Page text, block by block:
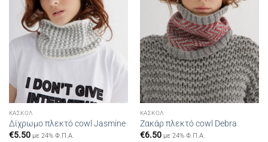
ΚΑΣΚΌΛ
Δίχρωμο πλεκτό cowl Jasmine
€5.50 με 24% Φ.Π.Α.
ΚΑΣΚΌΛ
Ζακάρ πλεκτό cowl Debra
€6.50 με 24% Φ.Π.Α.